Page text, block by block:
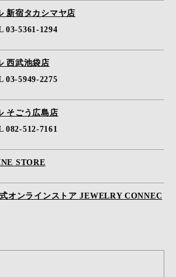
新宿タカシマヤ店
03-5361-1294
西武池袋店
03-5949-2275
そごう広島店
082-512-7161
STORE
オンラインストア JEWELRY CONNEC